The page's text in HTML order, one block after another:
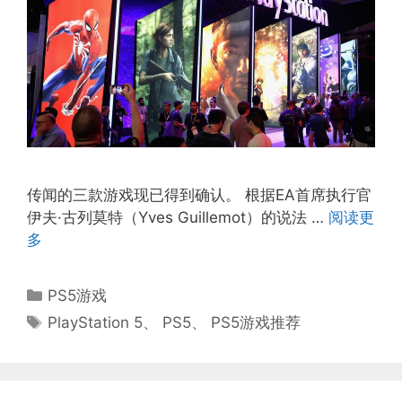
传闻的三款游戏现已得到确认。 根据EA首席执行官
伊夫·古列莫特（Yves Guillemot）的说法 … 阅读更
多
分
类
PS5游戏
标
PlayStation 5、 PS5、 PS5游戏推荐